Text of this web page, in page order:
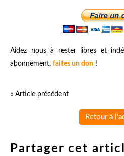
Aidez nous à rester libres et
abonnement, faites un don !
« Article précédent
Retour à
Partager cet